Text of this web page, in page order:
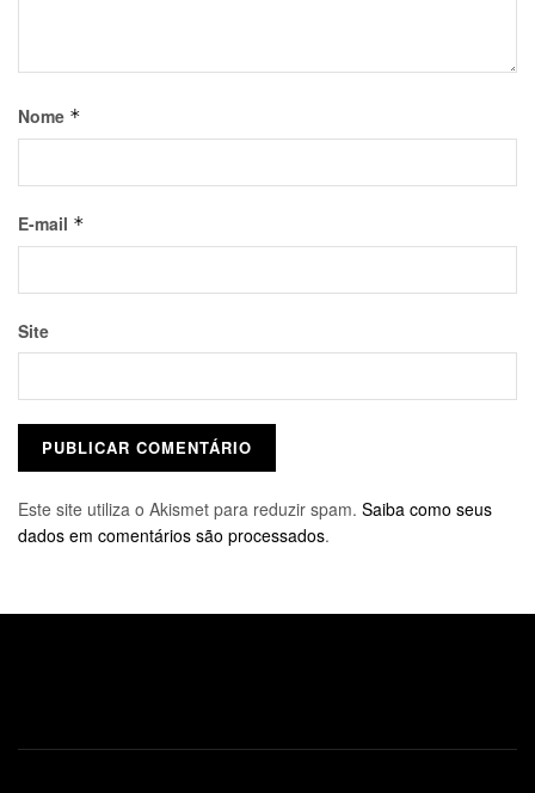
Nome *
E-mail *
Site
Este site utiliza o Akismet para reduzir spam. Saiba como seus
dados em comentários são processados.